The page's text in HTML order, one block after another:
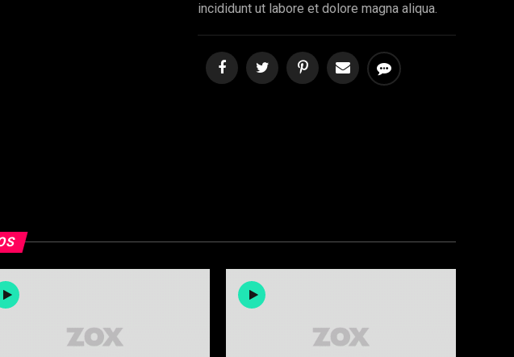
incididunt ut labore et dolore magna aliqua.